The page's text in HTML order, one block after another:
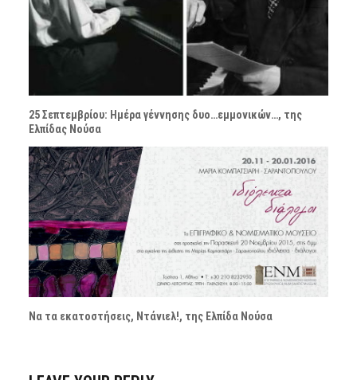
25 Σεπτεμβρίου: Ημέρα γέννησης δυο…εμμονικών…, της
Ελπίδας Νούσα
Να τα εκατοστήσεις, Ντάνιελ!, της Ελπίδα Νούσα